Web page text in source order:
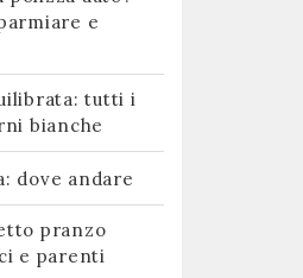
e
tutti i
bianche
dove andare
pranzo
e parenti